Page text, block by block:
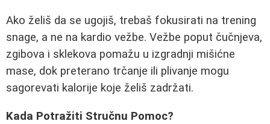
Ako želiš da se ugojiš, trebaš fokusirati na trening
snage, a ne na kardio vežbe. Vežbe poput čučnjeva,
zgibova i sklekova pomažu u izgradnji mišićne
mase, dok preterano trčanje ili plivanje mogu
sagorevati kalorije koje želiš zadržati.
Kada Potražiti Stručnu Pomoc?